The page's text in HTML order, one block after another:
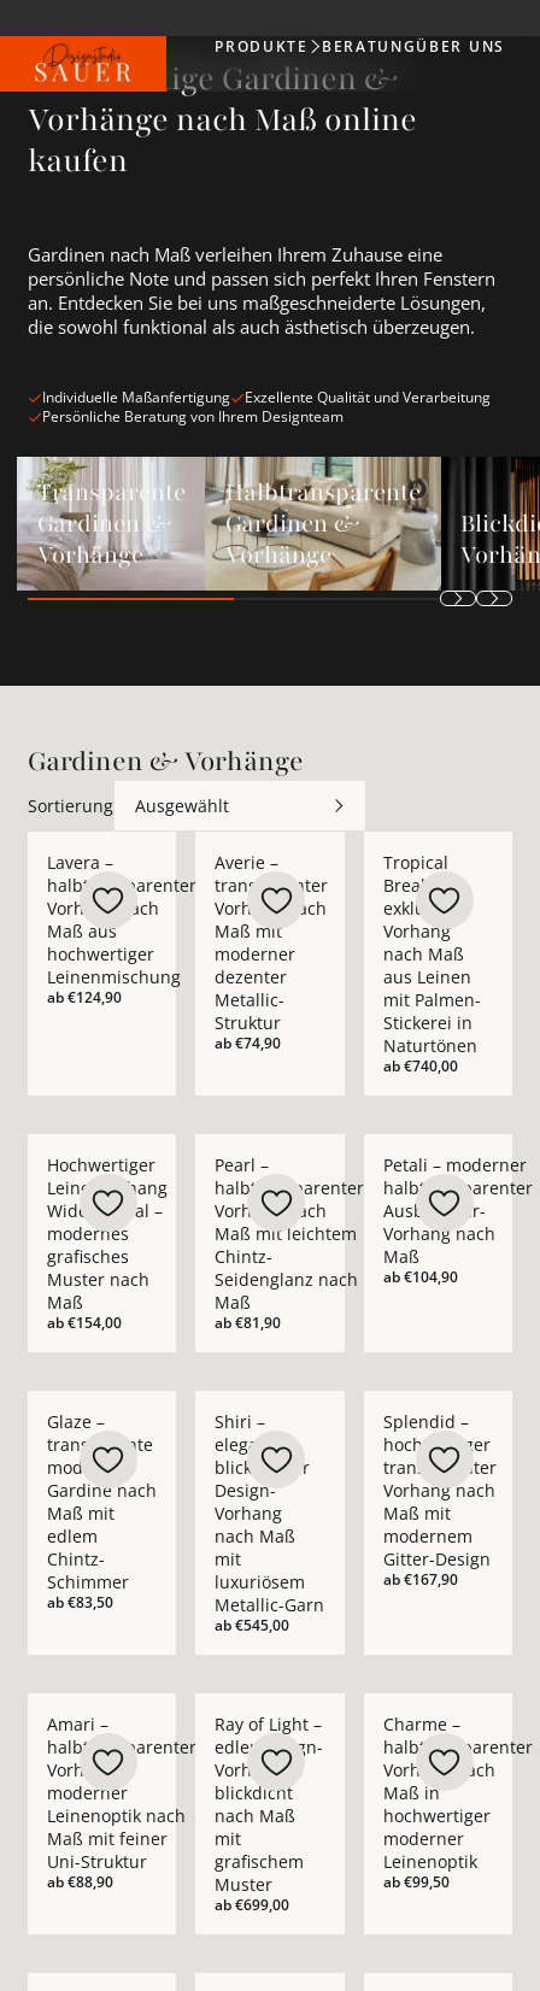
Produkte
PRODUKTE BERATUNGÜBER UNS
Hochwertige Gardinen &
Vorhänge nach Maß online
kaufen
Gardinen nach Maß verleihen Ihrem Zuhause eine
persönliche Note und passen sich perfekt Ihren Fenstern
an. Entdecken Sie bei uns maßgeschneiderte Lösungen,
die sowohl funktional als auch ästhetisch überzeugen.
Individuelle Maßanfertigung
Exzellente Qualität und Verarbeitung
Persönliche Beratung von Ihrem Designteam
Transparente Gardinen &amp; Vorhänge ansehen
Transparente
Gardinen &
Vorhänge
Halbtransparente Gardinen &amp;
Halbtransparente
Gardinen &
Vorhänge
Gardinen & Vorhänge
Sortierung Ausgewählt
Lavera –
halbtransparenter
Vorhang nach
Maß aus
hochwertiger
Leinenmischung
ab€124,90
Averie –
transparenter
Vorhang nach
Maß mit
moderner
dezenter
Metallic-
Struktur
ab€74,90
Tropical
Break –
exklusiver
Vorhang
nach Maß
aus Leinen
mit Palmen-
Stickerei in
Naturtönen
ab€740,00
Hochwertiger
Leinenvorhang
Wide Appeal –
modernes
grafisches
Muster nach
Maß
ab€154,00
Pearl –
halbtransparenter
Vorhang nach
Maß mit leichtem
Chintz-
Seidenglanz nach
Maß
ab€81,90
Petali – moderner
halbtransparenter
Ausbrenner-
Vorhang nach
Maß
ab€104,90
Glaze –
transparente
moderne
Gardine nach
Maß mit
edlem
Chintz-
Schimmer
ab€83,50
Shiri –
eleganter
blickdichter
Design-
Vorhang
nach Maß
mit
luxuriösem
Metallic-Garn
ab€545,00
Splendid –
hochwertiger
transparenter
Vorhang nach
Maß mit
modernem
Gitter-Design
ab€167,90
Amari –
halbtransparenter
Vorhang in
moderner
Leinenoptik nach
Maß mit feiner
Uni-Struktur
ab€88,90
Ray of Light –
edler Design-
Vorhang
blickdicht
nach Maß
mit
grafischem
Muster
ab€699,00
Charme –
halbtransparenter
Vorhang nach
Maß in
hochwertiger
moderner
Leinenoptik
ab€99,50